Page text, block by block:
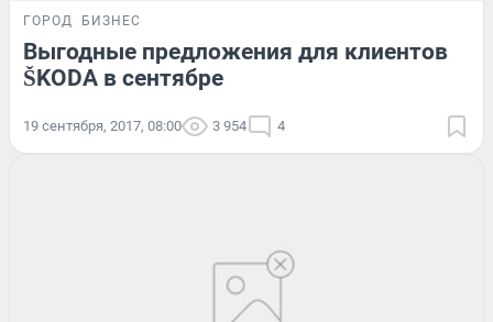
ГОРОД БИЗНЕС
Выгодные предложения для клиентов
ŠKODA в сентябре
19 сентября, 2017, 08:00 3 954 4